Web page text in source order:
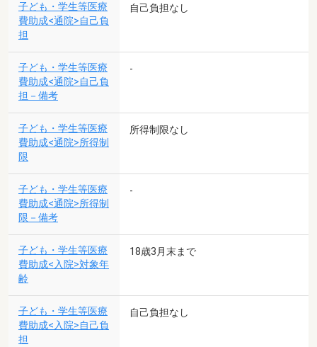
子ども・学生等医療
費助成<通院>自己負
担
自己負担なし
子ども・学生等医療
費助成<通院>自己負
担－備考
-
子ども・学生等医療
費助成<通院>所得制
限
所得制限なし
子ども・学生等医療
費助成<通院>所得制
限－備考
-
子ども・学生等医療
費助成<入院>対象年
齢
18歳3月末まで
子ども・学生等医療
費助成<入院>自己負
担
自己負担なし